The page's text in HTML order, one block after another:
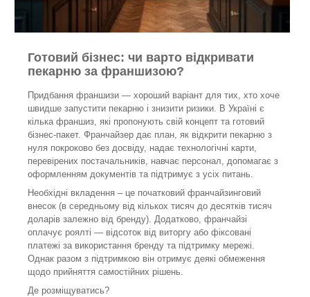
Готовий бізнес: чи варто відкривати
пекарню за франшизою?
Придбання франшизи — хороший варіант для тих, хто хоче
швидше запустити пекарню і знизити ризики. В Україні є
кілька франшиз, які пропонують свій концепт та готовий
бізнес-пакет. Франчайзер дає план, як відкрити пекарню з
нуля покроково без досвіду, надає технологічні карти,
перевірених постачальників, навчає персонал, допомагає з
оформленням документів та підтримує з усіх питань.
Необхідні вкладення – це початковий франчайзинговий
внесок (в середньому від кількох тисяч до десятків тисяч
доларів залежно від бренду). Додатково, франчайзі
оплачує роялті — відсоток від виторгу або фіксовані
платежі за використання бренду та підтримку мережі.
Однак разом з підтримкою він отримує деякі обмеження
щодо прийняття самостійних рішень.
Де розміщуватись?